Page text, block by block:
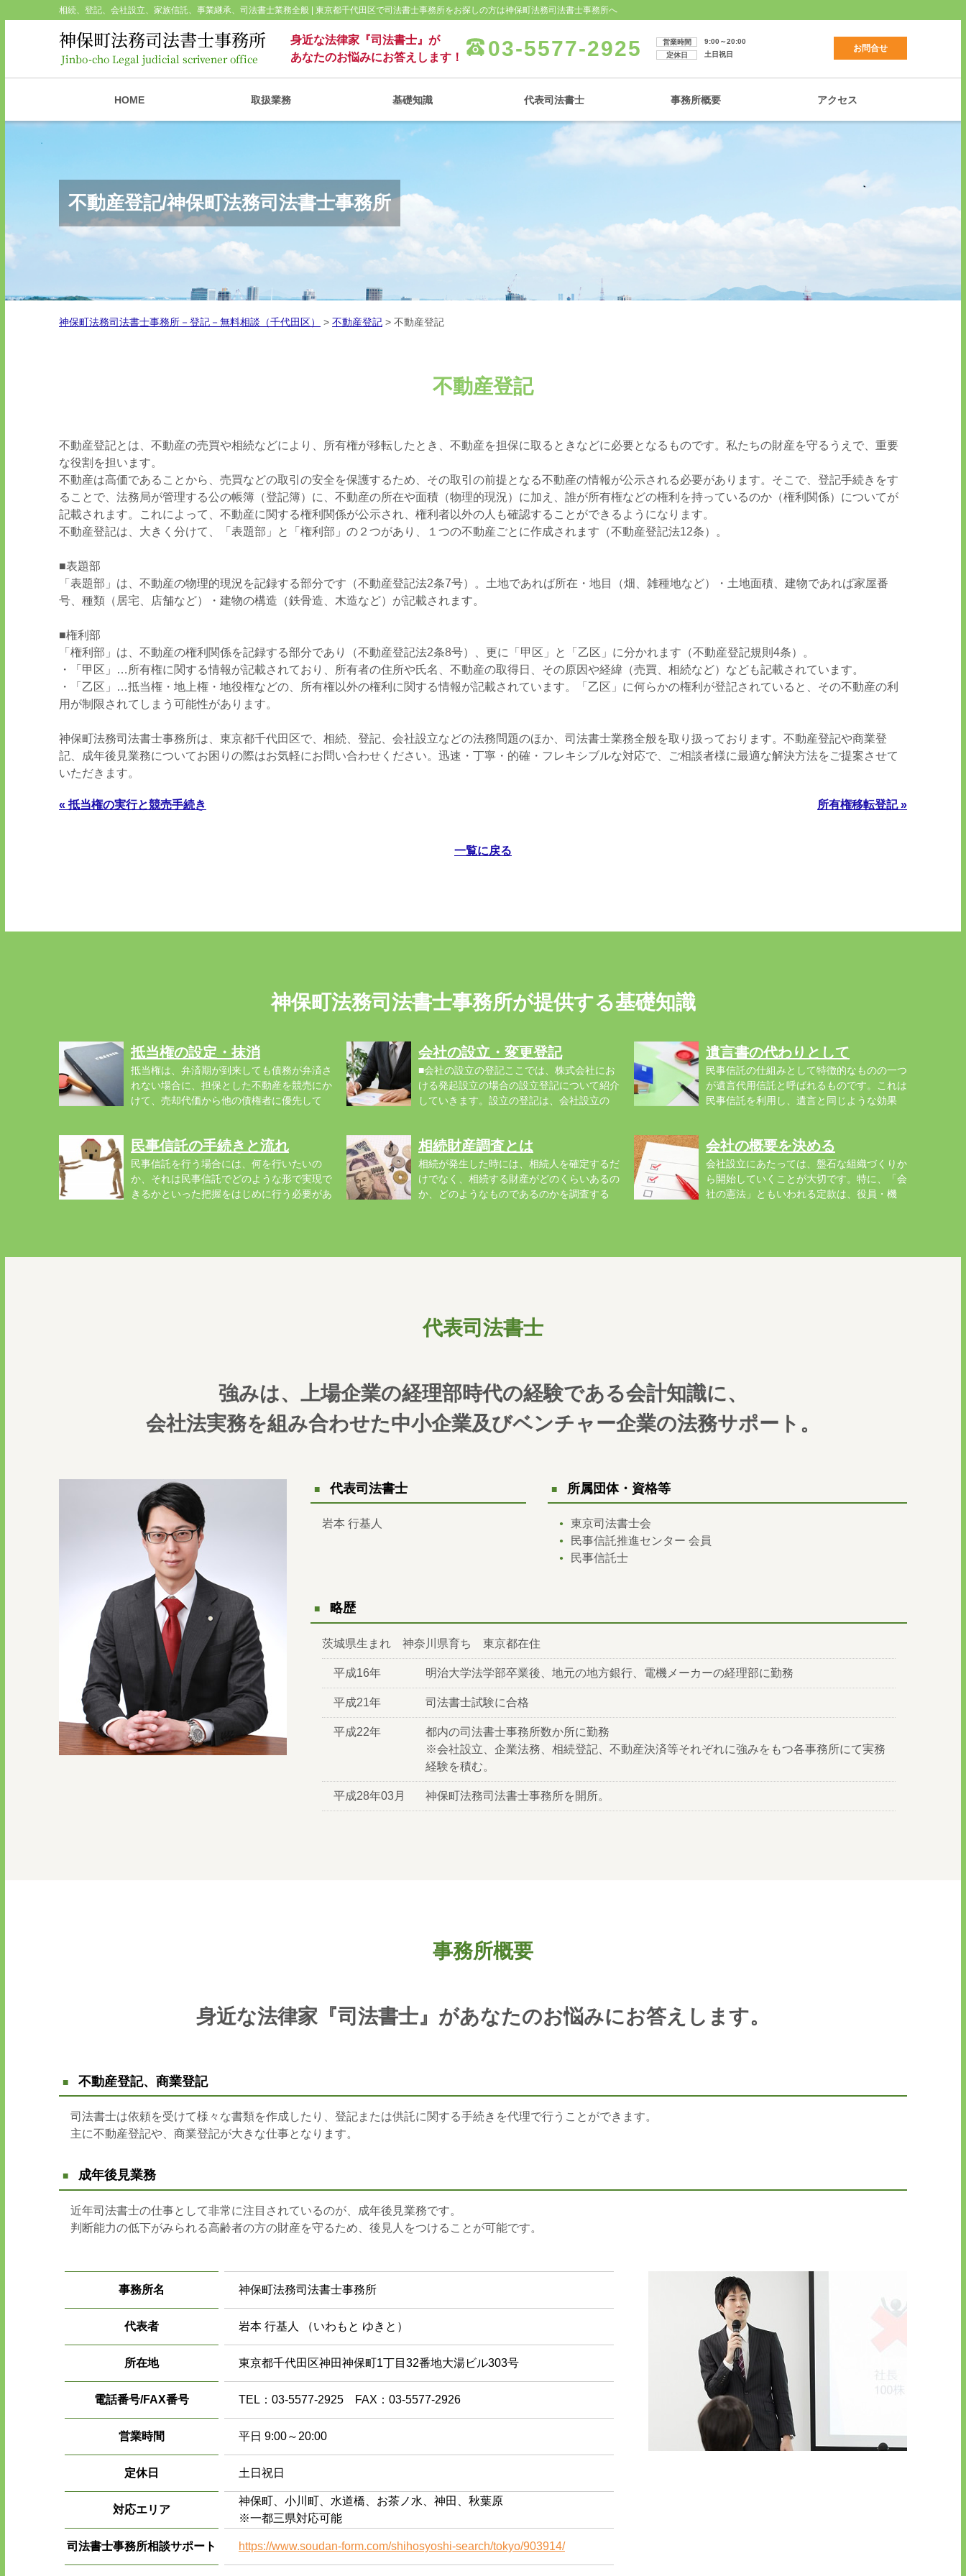
相続、登記、会社設立、家族信託、事業継承、司法書士業務全般 | 東京都千代田区で司法書士事務所をお探しの方は神保町法務司法書士事務所へ
身近な法律家『司法書士』が
あなたのお悩みにお答えします！
03-5577-2925 営業時間
9:00～20:00
定休日
土日祝日
お問合せ
HOME 取扱業務 基礎知識 代表司法書士 事務所概要 アクセス
不動産登記/神保町法務司法書士事務所
神保町法務司法書士事務所－登記－無料相談（千代田区） > 不動産登記 > 不動産登記
不動産登記
不動産登記とは、不動産の売買や相続などにより、所有権が移転したとき、不動産を担保に取るときなどに必要となるものです。私たちの財産を守るうえで、重要
な役割を担います。
不動産は高価であることから、売買などの取引の安全を保護するため、その取引の前提となる不動産の情報が公示される必要があります。そこで、登記手続きをす
ることで、法務局が管理する公の帳簿（登記簿）に、不動産の所在や面積（物理的現況）に加え、誰が所有権などの権利を持っているのか（権利関係）についてが
記載されます。これによって、不動産に関する権利関係が公示され、権利者以外の人も確認することができるようになります。
不動産登記は、大きく分けて、「表題部」と「権利部」の２つがあり、１つの不動産ごとに作成されます（不動産登記法12条）。
■表題部
「表題部」は、不動産の物理的現況を記録する部分です（不動産登記法2条7号）。土地であれば所在・地目（畑、雑種地など）・土地面積、建物であれば家屋番
号、種類（居宅、店舗など）・建物の構造（鉄骨造、木造など）が記載されます。
■権利部
「権利部」は、不動産の権利関係を記録する部分であり（不動産登記法2条8号）、更に「甲区」と「乙区」に分かれます（不動産登記規則4条）。
・「甲区」…所有権に関する情報が記載されており、所有者の住所や氏名、不動産の取得日、その原因や経緯（売買、相続など）なども記載されています。
・「乙区」…抵当権・地上権・地役権などの、所有権以外の権利に関する情報が記載されています。「乙区」に何らかの権利が登記されていると、その不動産の利
用が制限されてしまう可能性があります。
神保町法務司法書士事務所は、東京都千代田区で、相続、登記、会社設立などの法務問題のほか、司法書士業務全般を取り扱っております。不動産登記や商業登
記、成年後見業務についてお困りの際はお気軽にお問い合わせください。迅速・丁寧・的確・フレキシブルな対応で、ご相談者様に最適な解決方法をご提案させて
いただきます。
« 抵当権の実行と競売手続き 所有権移転登記 »
一覧に戻る
神保町法務司法書士事務所が提供する基礎知識
抵当権の設定・抹消
抵当権は、弁済期が到来しても債務が弁済さ
れない場合に、担保とした不動産を競売にか
けて、売却代価から他の債権者に優先して
会社の設立・変更登記
■会社の設立の登記ここでは、株式会社にお
ける発起設立の場合の設立登記について紹介
していきます。設立の登記は、会社設立の
遺言書の代わりとして
民事信託の仕組みとして特徴的なものの一つ
が遺言代用信託と呼ばれるものです。これは
民事信託を利用し、遺言と同じような効果
民事信託の手続きと流れ
民事信託を行う場合には、何を行いたいの
か、それは民事信託でどのような形で実現で
きるかといった把握をはじめに行う必要があ
相続財産調査とは
相続が発生した時には、相続人を確定するだ
けでなく、相続する財産がどのくらいあるの
か、どのようなものであるのかを調査する
会社の概要を決める
会社設立にあたっては、盤石な組織づくりか
ら開始していくことが大切です。特に、「会
社の憲法」ともいわれる定款は、役員・機
代表司法書士
強みは、上場企業の経理部時代の経験である会計知識に、
会社法実務を組み合わせた中小企業及びベンチャー企業の法務サポート。
代表司法書士
岩本 行基人
所属団体・資格等
東京司法書士会
民事信託推進センター 会員
民事信託士
略歴
茨城県生まれ 神奈川県育ち 東京都在住
平成16年 明治大学法学部卒業後、地元の地方銀行、電機メーカーの経理部に勤務
平成21年 司法書士試験に合格
平成22年
都内の司法書士事務所数か所に勤務
※会社設立、企業法務、相続登記、不動産決済等それぞれに強みをもつ各事務所にて実務
経験を積む。
平成28年03月 神保町法務司法書士事務所を開所。
事務所概要
身近な法律家『司法書士』があなたのお悩みにお答えします。
不動産登記、商業登記
司法書士は依頼を受けて様々な書類を作成したり、登記または供託に関する手続きを代理で行うことができます。
主に不動産登記や、商業登記が大きな仕事となります。
成年後見業務
近年司法書士の仕事として非常に注目されているのが、成年後見業務です。
判断能力の低下がみられる高齢者の方の財産を守るため、後見人をつけることが可能です。
事務所名 神保町法務司法書士事務所
代表者 岩本 行基人 （いわもと ゆきと）
所在地 東京都千代田区神田神保町1丁目32番地大湯ビル303号
電話番号/FAX番号 TEL：03-5577-2925 FAX：03-5577-2926
営業時間 平日 9:00～20:00
定休日 土日祝日
対応エリア
神保町、小川町、水道橋、お茶ノ水、神田、秋葉原
※一都三県対応可能
司法書士事務所相談サポート https://www.soudan-form.com/shihosyoshi-search/tokyo/903914/